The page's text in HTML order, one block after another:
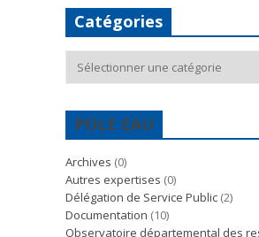
Catégories
POLE EAU
Archives (0)
Autres expertises (0)
Délégation de Service Public (2)
Documentation (10)
Observatoire départemental des